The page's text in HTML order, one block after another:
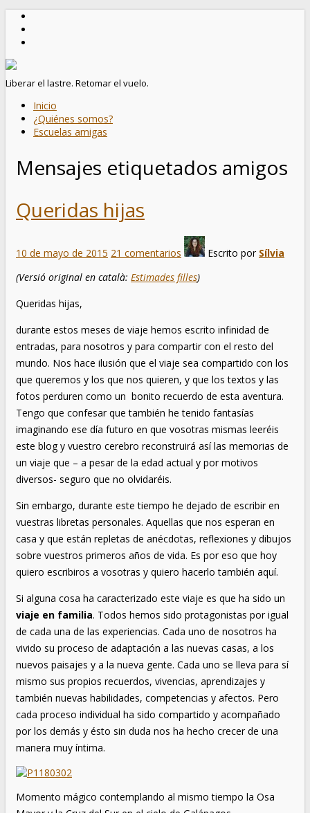
Liberar el lastre. Retomar el vuelo.
Inicio
¿Quiénes somos?
Escuelas amigas
Mensajes etiquetados amigos
Queridas hijas
10 de mayo de 2015 21 comentarios Escrito por Sílvia
(Versió original en català: Estimades filles)
Queridas hijas,
durante estos meses de viaje hemos escrito infinidad de
entradas, para nosotros y para compartir con el resto del
mundo. Nos hace ilusión que el viaje sea compartido con los
que queremos y los que nos quieren, y que los textos y las
fotos perduren como un bonito recuerdo de esta aventura.
Tengo que confesar que también he tenido fantasías
imaginando ese día futuro en que vosotras mismas leeréis
este blog y vuestro cerebro reconstruirá así las memorias de
un viaje que – a pesar de la edad actual y por motivos
diversos- seguro que no olvidaréis.
Sin embargo, durante este tiempo he dejado de escribir en
vuestras libretas personales. Aquellas que nos esperan en
casa y que están repletas de anécdotas, reflexiones y dibujos
sobre vuestros primeros años de vida. Es por eso que hoy
quiero escribiros a vosotras y quiero hacerlo también aquí.
Si alguna cosa ha caracterizado este viaje es que ha sido un
viaje en familia. Todos hemos sido protagonistas por igual
de cada una de las experiencias. Cada uno de nosotros ha
vivido su proceso de adaptación a las nuevas casas, a los
nuevos paisajes y a la nueva gente. Cada uno se lleva para sí
mismo sus propios recuerdos, vivencias, aprendizajes y
también nuevas habilidades, competencias y afectos. Pero
cada proceso individual ha sido compartido y acompañado
por los demás y ésto sin duda nos ha hecho crecer de una
manera muy íntima.
Momento mágico contemplando al mismo tiempo la Osa